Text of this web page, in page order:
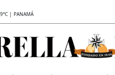
| PANAMÁ